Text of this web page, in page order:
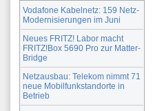
Vodafone Kabelnetz: 159 Netz-
Modernisierungen im Juni
Neues FRITZ! Labor macht
FRITZ!Box 5690 Pro zur Matter-
Bridge
Netzausbau: Telekom nimmt 71
neue Mobilfunkstandorte in
Betrieb